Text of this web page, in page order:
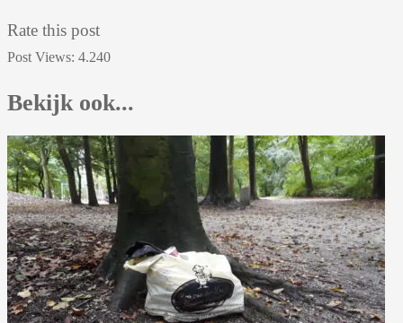
Rate this post
Post Views: 4.240
Bekijk ook...